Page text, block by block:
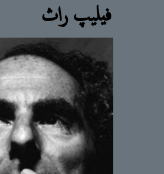
فیلیپ راث